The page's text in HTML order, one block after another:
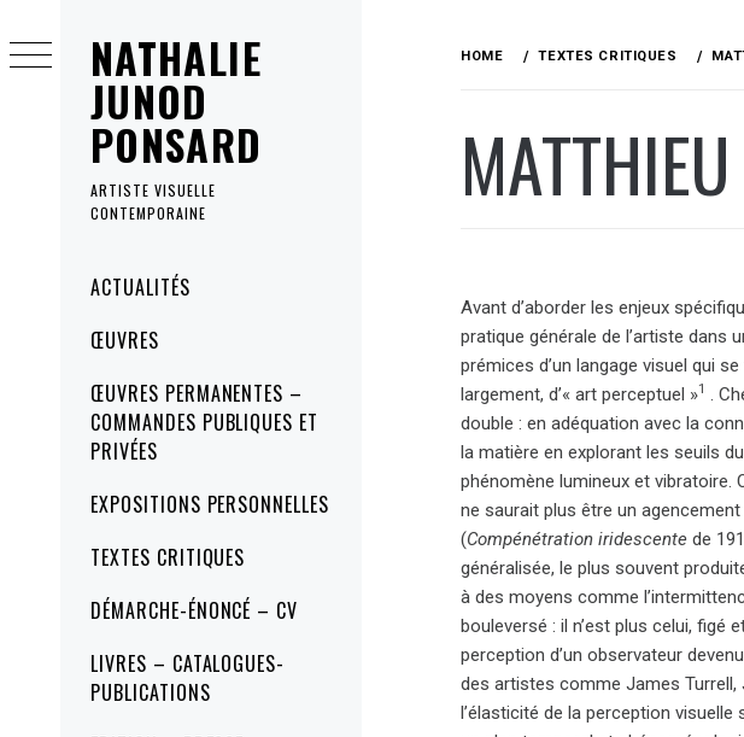
NATHALIE
JUNOD
PONSARD
ARTISTE VISUELLE
CONTEMPORAINE
MenuACTUALITÉS
ŒUVRES
ŒUVRES PERMANENTES –
COMMANDES PUBLIQUES ET
PRIVÉES
EXPOSITIONS PERSONNELLES
TEXTES CRITIQUES
DÉMARCHE-ÉNONCÉ – CV
LIVRES – CATALOGUES-
PUBLICATIONS
to
content
HOME TEXTES CRITIQUES
Avant d’aborder les enjeux
pratique générale de l’artiste dans
prémices d’un langage visuel qui
largement, d’« art perceptuel »1
.
double : en adéquation avec la
la matière en explorant les seuils
phénomène lumineux et vibratoire.
ne saurait plus être un
(Compénétration iridescente de
généralisée, le plus souvent
à des moyens comme
bouleversé : il n’est plus celui, figé
perception d’un observateur
des artistes comme James Turrell,
l’élasticité de la perception visuelle